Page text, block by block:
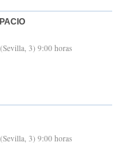
3) 9:00 horas
3) 9:00 horas